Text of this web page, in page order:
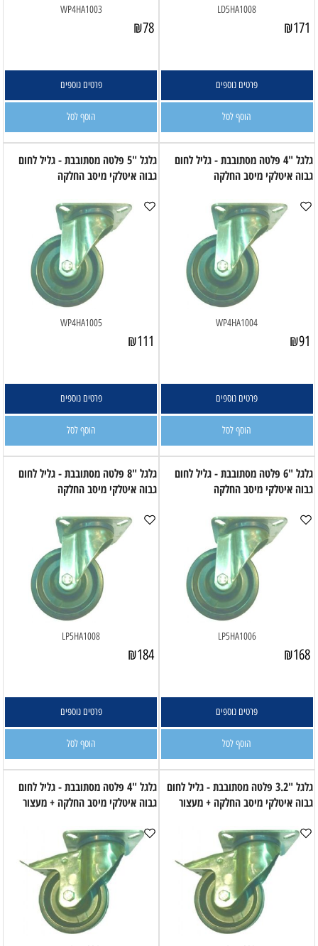
LD5HA1008
₪171
פרטים נוספים
הוסף לסל
WP4HA1003
₪78
פרטים נוספים
הוסף לסל
גלגל "4 פלטה מסתובבת - גליל לחום
גבוה איטלקי מיסב החלקה
WP4HA1004
₪91
פרטים נוספים
הוסף לסל
גלגל "5 פלטה מסתובבת - גליל לחום
גבוה איטלקי מיסב החלקה
WP4HA1005
₪111
פרטים נוספים
הוסף לסל
גלגל "6 פלטה מסתובבת - גליל לחום
גבוה איטלקי מיסב החלקה
LP5HA1006
₪168
פרטים נוספים
הוסף לסל
גלגל "8 פלטה מסתובבת - גליל לחום
גבוה איטלקי מיסב החלקה
LP5HA1008
₪184
פרטים נוספים
הוסף לסל
גלגל "3.2 פלטה מסתובבת - גליל לחום
גבוה איטלקי מיסב החלקה + מעצור
גלגל "4 פלטה מסתובבת - גליל לחום
גבוה איטלקי מיסב החלקה + מעצור